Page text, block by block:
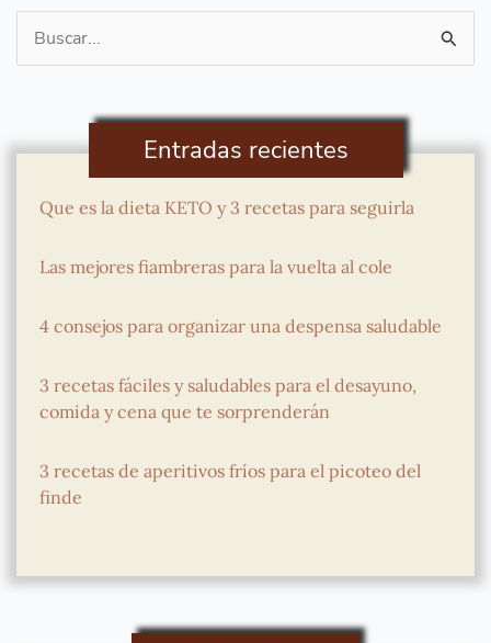
Buscar
por:
Entradas recientes
Que es la dieta KETO y 3 recetas para seguirla
Las mejores fiambreras para la vuelta al cole
4 consejos para organizar una despensa saludable
3 recetas fáciles y saludables para el desayuno,
comida y cena que te sorprenderán
3 recetas de aperitivos fríos para el picoteo del
finde